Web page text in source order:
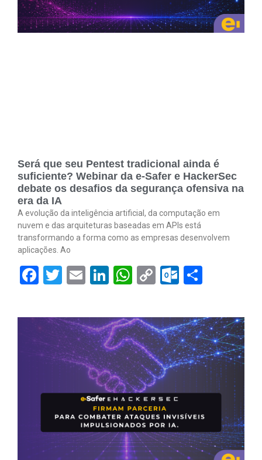
Será que seu Pentest tradicional ainda é
suficiente? Webinar da e-Safer e HackerSec
debate os desafios da segurança ofensiva na
era da IA
A evolução da inteligência artificial, da computação em
nuvem e das arquiteturas baseadas em APIs está
transformando a forma como as empresas desenvolvem
aplicações. Ao
Facebook
Twitter
EmailLinkedIn
WhatsApp
Copy